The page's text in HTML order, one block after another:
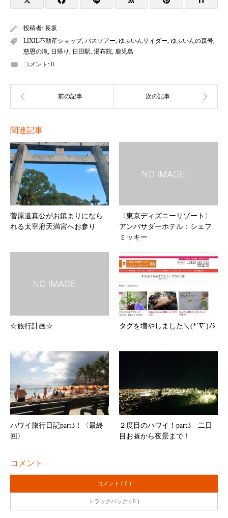
投稿者: 長坂
LIXIL不動産ショップ, バスツアー ゆふいんサイダー ゆふいんの森号
慈恩の滝
日帰り 日田駅 湯布院 鹿児島
コメント: 0
関連記事
菅原道真公がお鎮まりになら
れる太宰府天満宮へお参り
〈東京ディズニーリゾート〉
アンバサダーホテル：シェフ
ミッキー
☆旅行計画☆ タグを増やしました＼(*´∇`)ﾉｼ
ハワイ旅行日記part3！〈最終
回〉
２度目のハワイ！part3 二日
目お昼から夜景まで！
コメント
コメント ( 0 )
トラックバック ( 0 )